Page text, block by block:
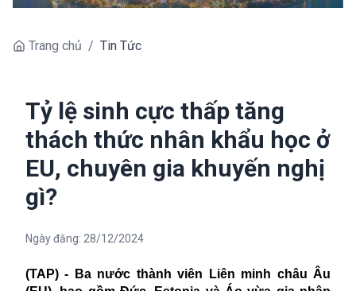
Trang chủ / Tin Tức
Tỷ lệ sinh cực thấp tăng
thách thức nhân khẩu học ở
EU, chuyên gia khuyến nghị
gì?
Ngày đăng: 28/12/2024
(TAP) - Ba nước thành viên Liên minh châu Âu